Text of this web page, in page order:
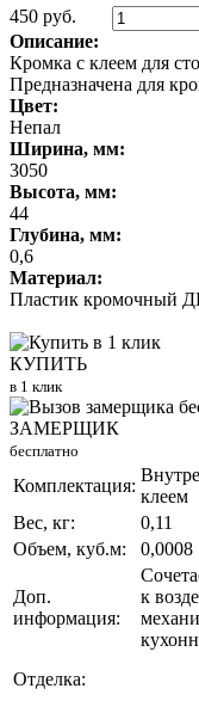
450 руб.
Описание:
Кромка с клеем для
Предназначена для
Цвет:
Непал
Ширина, мм:
3050
Высота, мм:
44
Глубина, мм:
0,6
Материал:
Пластик кромочный
КУПИТЬ
в 1 клик
ЗАМЕРЩИК
бесплатно
Комплектация:
клеем
Вес, кг:
0,11
Объем, куб.м:
0,0008
Доп.
информация:
к
Отделка: